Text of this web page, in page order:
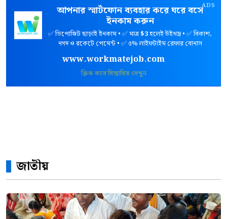
ADS
আপনার স্মার্টফোন ব্যবহার করে ঘরে বসে
ইনকাম করুন
✅ ডিপোজিট ছাড়াই ইনকাম • ✅ মাত্র$3হলেই উইথড্র • ✅ বিকাশ,
নগদ ও রকেটে পেমেন্ট • ✅ ৫% লাইফটাইম রেফার বোনাস
www.workmatejob.com
ক্লিক করে বিস্তারিত দেখুন
জাতীয়